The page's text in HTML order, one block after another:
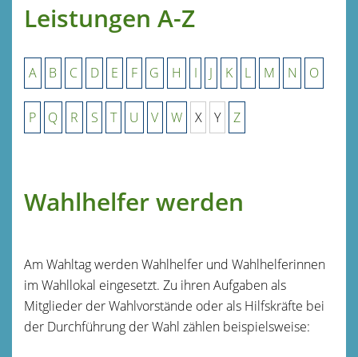
Leistungen A-Z
A B C D E F G H I J K L M N O
P Q R S T U V W X Y Z
Wahlhelfer werden
Am Wahltag werden Wahlhelfer und Wahlhelferinnen
im Wahllokal eingesetzt. Zu ihren Aufgaben als
Mitglieder der Wahlvorstände oder als Hilfskräfte bei
der Durchführung der Wahl zählen beispielsweise: